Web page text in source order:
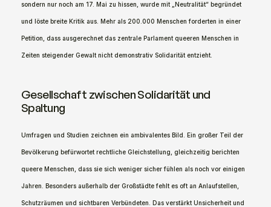
sondern nur noch am 17. Mai zu hissen, wurde mit „Neutralität“ begründet
und löste breite Kritik aus. Mehr als 200.000 Menschen forderten in einer
Petition, dass ausgerechnet das zentrale Parlament queeren Menschen in
Zeiten steigender Gewalt nicht demonstrativ Solidarität entzieht.
Gesellschaft zwischen Solidarität und
Spaltung
Umfragen und Studien zeichnen ein ambivalentes Bild. Ein großer Teil der
Bevölkerung befürwortet rechtliche Gleichstellung, gleichzeitig berichten
queere Menschen, dass sie sich weniger sicher fühlen als noch vor einigen
Jahren. Besonders außerhalb der Großstädte fehlt es oft an Anlaufstellen,
Schutzräumen und sichtbaren Verbündeten. Das verstärkt Unsicherheit und